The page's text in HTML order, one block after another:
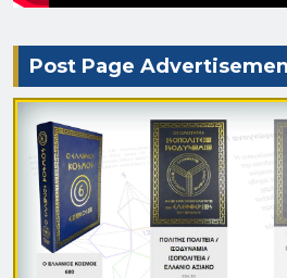
Post Page